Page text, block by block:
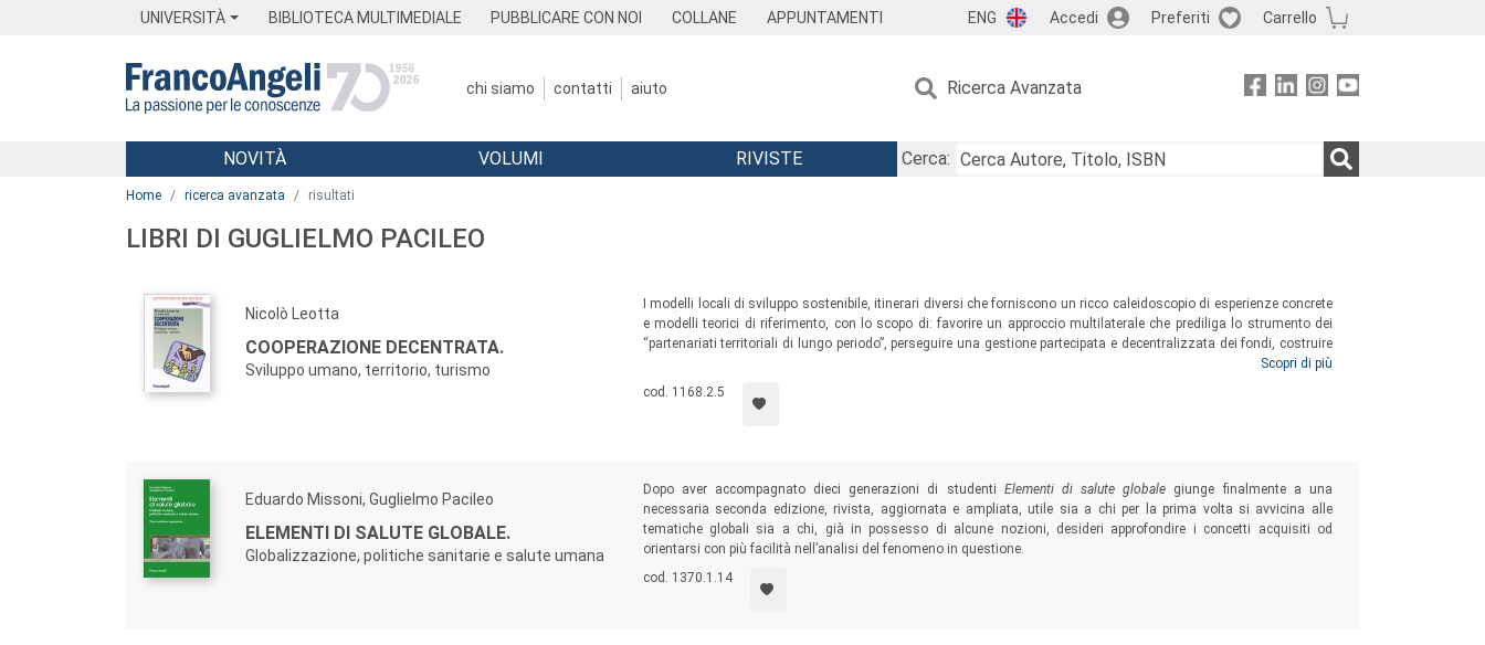
UNIVERSITÀ BIBLIOTECA MULTIMEDIALE PUBBLICARE CON NOI COLLANE APPUNTAMENTI ENG Accedi Preferiti Carrello
chi siamo contatti aiuto Ricerca Avanzata
Menu
NOVITÀ VOLUMI RIVISTE
Cerca:
Home ricerca avanzata risultati
LIBRI DI GUGLIELMO PACILEO
Nicolò Leotta
COOPERAZIONE DECENTRATA.
Sviluppo umano, territorio, turismo
I modelli locali di sviluppo sostenibile, itinerari diversi che forniscono un ricco caleidoscopio di esperienze concrete
e modelli teorici di riferimento, con lo scopo di: favorire un approccio multilaterale che prediliga lo strumento dei
“partenariati territoriali di lungo periodo”, perseguire una gestione partecipata e decentralizzata dei fondi, costruire
Scopri di più
cod. 1168.2.5
Eduardo Missoni, Guglielmo Pacileo
ELEMENTI DI SALUTE GLOBALE.
Globalizzazione, politiche sanitarie e salute umana
Dopo aver accompagnato dieci generazioni di studenti Elementi di salute globale giunge finalmente a una
necessaria seconda edizione, rivista, aggiornata e ampliata, utile sia a chi per la prima volta si avvicina alle
tematiche globali sia a chi, già in possesso di alcune nozioni, desideri approfondire i concetti acquisiti od
orientarsi con più facilità nell’analisi del fenomeno in questione.
cod. 1370.1.14